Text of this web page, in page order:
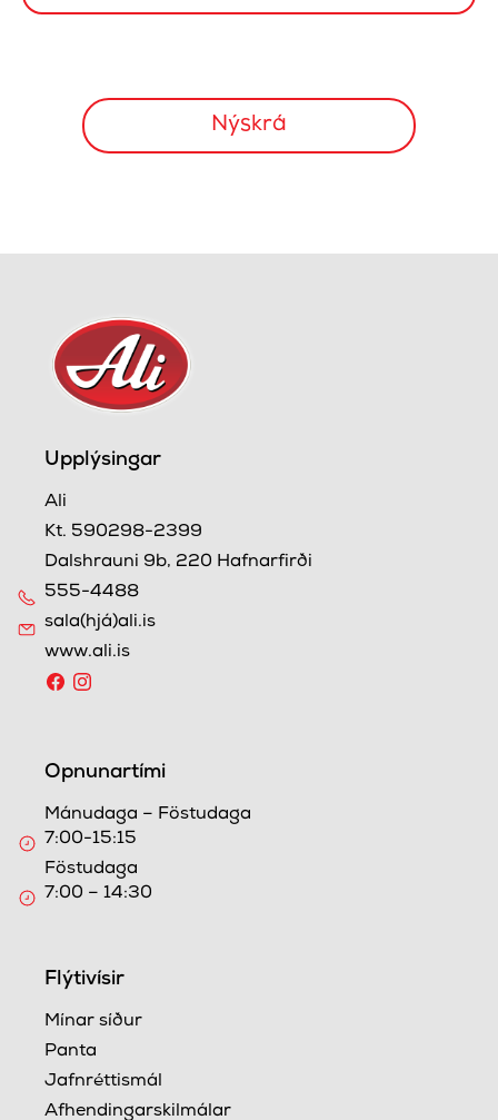
Upplýsingar
Ali
Kt. 590298-2399
Dalshrauni 9b, 220 Hafnarfirði
555-4488
sala(hjá)ali.is
www.ali.is
Opnunartími
Mánudaga – Föstudaga
7:00-15:15
Föstudaga
7:00 – 14:30
Flýtivísir
Mínar síður
Panta
Jafnréttismál
Afhendingarskilmálar